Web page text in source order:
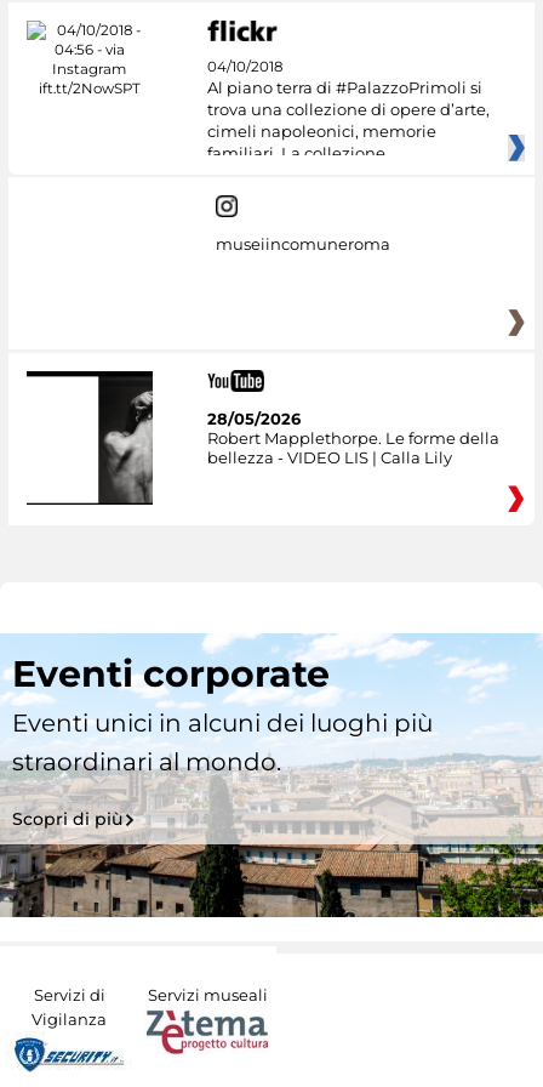
04/10/2018
Al piano terra di #PalazzoPrimoli si
trova una collezione di opere d’arte,
cimeli napoleonici, memorie
familiari. La collezione
museiincomuneroma
28/05/2026
Robert Mapplethorpe. Le forme della
bellezza - VIDEO LIS | Calla Lily
Eventi corporate
Eventi unici in alcuni dei luoghi più
straordinari al mondo.
Scopri di più
Servizi di
Vigilanza
Servizi museali